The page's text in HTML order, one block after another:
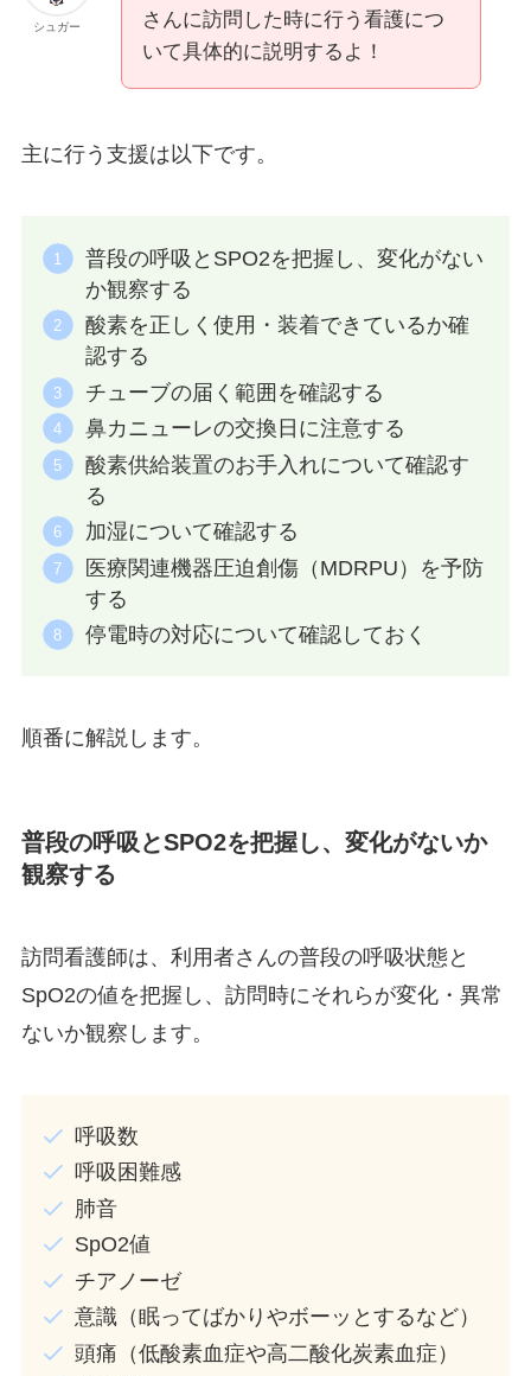
シュガー
さんに訪問した時に行う看護につ
いて具体的に説明するよ！
主に行う支援は以下です。
普段の呼吸とSPO2を把握し、変化がない
か観察する
酸素を正しく使用・装着できているか確
認する
チューブの届く範囲を確認する
鼻カニューレの交換日に注意する
酸素供給装置のお手入れについて確認す
る
加湿について確認する
医療関連機器圧迫創傷（MDRPU）を予防
する
停電時の対応について確認しておく
順番に解説します。
普段の呼吸とSPO2を把握し、変化がないか
観察する
訪問看護師は、利用者さんの普段の呼吸状態と
SpO2の値を把握し、訪問時にそれらが変化・異常
ないか観察します。
呼吸数
呼吸困難感
肺音
SpO2値
チアノーゼ
意識（眠ってばかりやボーッとするなど）
頭痛（低酸素血症や高二酸化炭素血症）